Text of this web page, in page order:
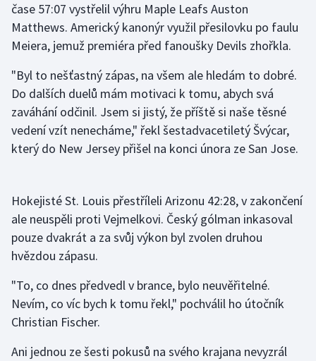
Plážový volejbal
Ragby
Rychlobruslení
Rychlostní kanoistika
Short track
Stolní tenis
Triatlon
Veslování
Vodní slalom
Volejbal
čase 57:07 vystřelil výhru Maple Leafs Auston
Matthews. Americký kanonýr využil přesilovku po faulu
Meiera, jemuž premiéra před fanoušky Devils zhořkla.
"Byl to nešťastný zápas, na všem ale hledám to dobré.
Do dalších duelů mám motivaci k tomu, abych svá
zaváhání odčinil. Jsem si jistý, že příště si naše těsné
vedení vzít nenecháme," řekl šestadvacetiletý Švýcar,
který do New Jersey přišel na konci února ze San Jose.
Hokejisté St. Louis přestříleli Arizonu 42:28, v zakončení
ale neuspěli proti Vejmelkovi. Český gólman inkasoval
pouze dvakrát a za svůj výkon byl zvolen druhou
hvězdou zápasu.
"To, co dnes předvedl v brance, bylo neuvěřitelné.
Nevím, co víc bych k tomu řekl," pochválil ho útočník
Christian Fischer.
Ani jednou ze šesti pokusů na svého krajana nevyzrál